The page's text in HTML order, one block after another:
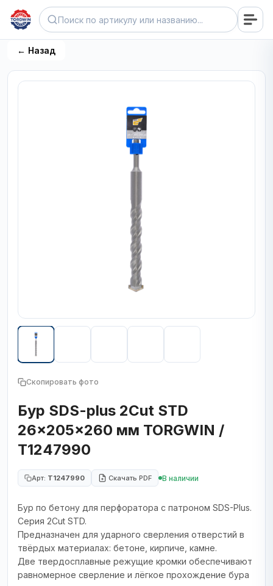
← Назад
Скопировать фото
Бур SDS-plus 2Cut STD
26x205x260 мм TORGWIN /
T1247990
Арт: T1247990 Скачать PDF В наличии
Бур по бетону для перфоратора с патроном SDS-Plus.
Серия 2Cut STD.
Предназначен для ударного сверления отверстий в
твёрдых материалах: бетоне, кирпиче, камне.
Две твердосплавные режущие кромки обеспечивают
равномерное сверление и лёгкое прохождение бура